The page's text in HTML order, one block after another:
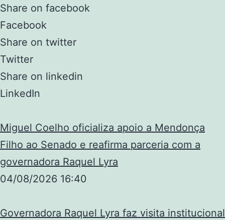
Share on facebook
Facebook
Share on twitter
Twitter
Share on linkedin
LinkedIn
Miguel Coelho oficializa apoio a Mendonça
Filho ao Senado e reafirma parceria com a
governadora Raquel Lyra
04/08/2026 16:40
Governadora Raquel Lyra faz visita institucional